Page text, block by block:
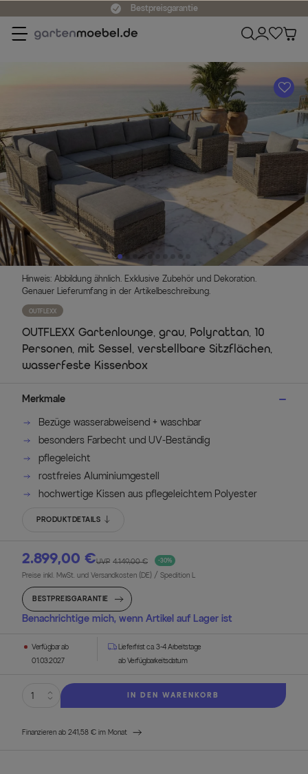
Bestpreisgarantie
A
Hinweis: Abbildung ähnlich. Exklusive Zubehör und Dekoration.
Genauer Lieferumfang in der Artikelbeschreibung.
OUTFLEXX
OUTFLEXX Gartenlounge, grau, Polyrattan, 10
Personen, mit Sessel, verstellbare Sitzflächen,
wasserfeste Kissenbox
Merkmale
Bezüge wasserabweisend + waschbar
besonders Farbecht und UV-Beständig
pflegeleicht
rostfreies Aluminiumgestell
hochwertige Kissen aus pflegeleichtem Polyester
PRODUKTDETAILS
2.899,00 € -30%
UVP 4.149,00 €
Preise inkl. MwSt. und Versandkosten (DE) / Spedition L
BESTPREISGARANTIE
Benachrichtige mich, wenn Artikel auf Lager ist
Verfügbar ab
01.03.2027
Lieferfrist ca. 3-4 Arbeitstage
ab Verfügbarkeitsdatum
IN DEN WARENKORB
Finanzieren ab 241,58 € im Monat